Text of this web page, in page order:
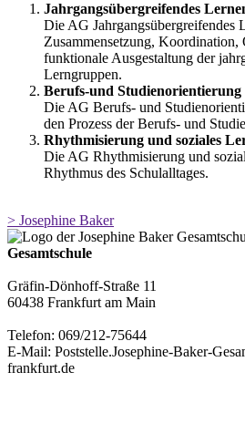
Jahrgangsübergreifendes
Die AG Jahrgangsübergreifendes
Zusammensetzung, Koordination,
funktionale Ausgestaltung der
Lerngruppen.
Berufs-und Studienorientierung
Die AG Berufs- und
den Prozess der Berufs- und
Rhythmisierung und soziales
Die AG Rhythmisierung und
Rhythmus des Schulalltages.
> Josephine Baker
Gesamtschule
Gräfin-Dönhoff-Straße 11
60438 Frankfurt am Main
Telefon: 069/212-75644
E-Mail: Poststelle.Josephine-Baker-
frankfurt.de